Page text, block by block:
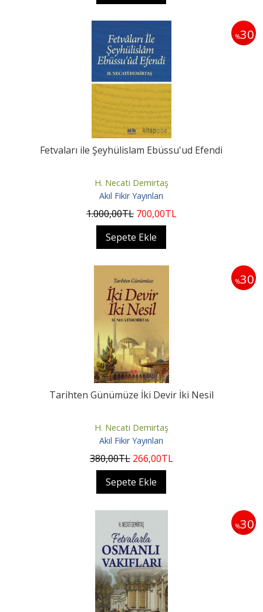
%30
Fetvaları ile Şeyhülislam Ebüssu'ud Efendi
H. Necati Demirtaş
Akıl Fikir Yayınları
1.000,00TL 700,00TL
Sepete Ekle
%30
Tarihten Günümüze İki Devir İki Nesil
H. Necati Demirtaş
Akıl Fikir Yayınları
380,00TL 266,00TL
Sepete Ekle
%30